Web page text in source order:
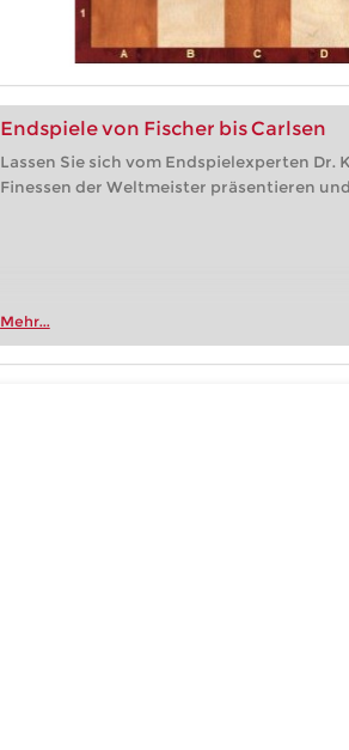
Endspiele von Fischer bis Carlsen
Lassen Sie sich vom Endspielexperten Dr.
Finessen der Weltmeister präsentieren
Mehr...